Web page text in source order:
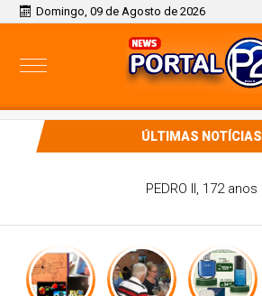
Domingo, 09 de Agosto de 2026
ÚLTIMAS NOTÍCIAS
PEDRO II, 172 anos